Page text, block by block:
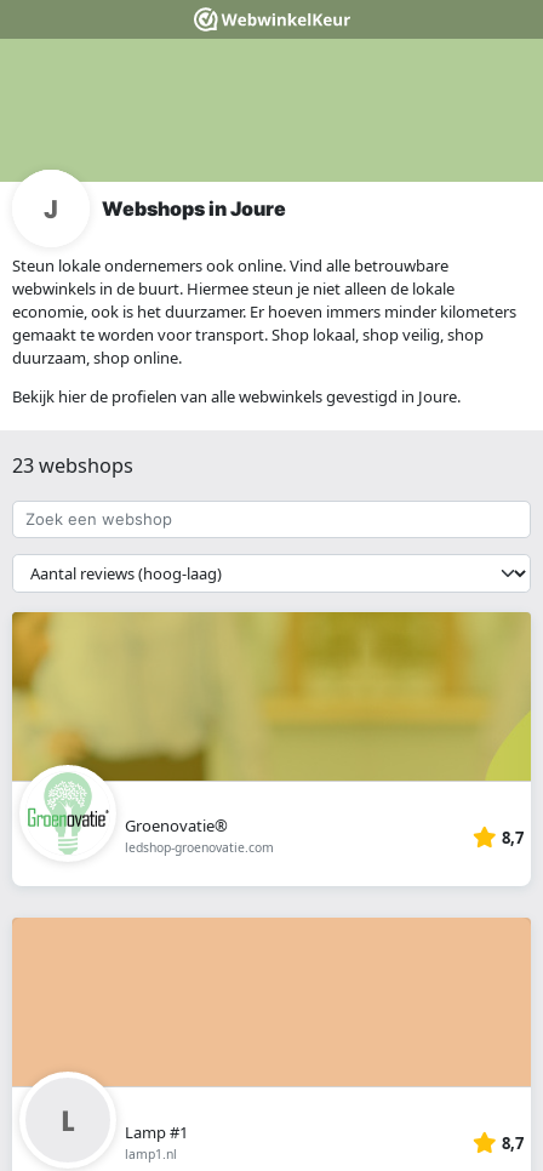
Webshops in Joure
Steun lokale ondernemers ook online. Vind alle betrouwbare
webwinkels in de buurt. Hiermee steun je niet alleen de lokale
economie, ook is het duurzamer. Er hoeven immers minder kilometers
gemaakt te worden voor transport. Shop lokaal, shop veilig, shop
duurzaam, shop online.
Bekijk hier de profielen van alle webwinkels gevestigd in Joure.
23 webshops
Zoek
een
webshop
{{
__('Sort')
}}
Groenovatie®
ledshop-groenovatie.com 8,7
Lamp #1
lamp1.nl 8,7